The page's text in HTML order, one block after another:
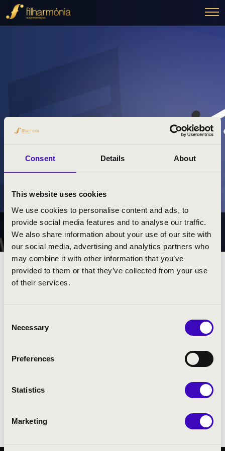
Consent Details About
This website uses cookies
We use cookies to personalise content and ads, to
provide social media features and to analyse our traffic.
We also share information about your use of our site with
our social media, advertising and analytics partners who
may combine it with other information that you’ve
provided to them or that they’ve collected from your use
of their services.
Selection
Necessary
Preferences
Statistics
Marketing
ÖSZTÖNDÍJ
KODÁLY ZOLTÁN ZENEI
Az 1984-ben létrehozott Kodály Zoltán zenei alkotói
zenetudósok pályakezdését, és kedvező feltételeket
teremtsen a magas színvonalú alkotótevékenységhez.
A 2026-os ösztöndíj részleteiről itt tájékozódhat:
Kodály